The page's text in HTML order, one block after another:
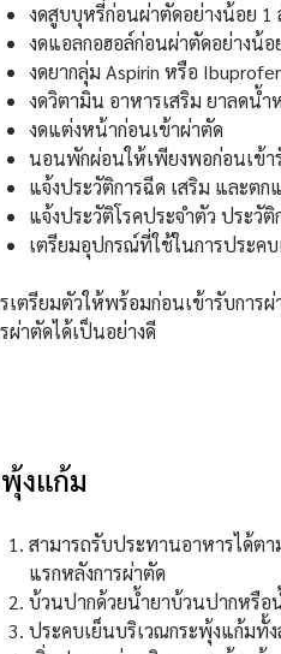
งดสูบบุหรี่ก่อนผ่าตัดอย่างน้อย 1
งดแอลกอฮอล์ก่อนผ่าตัดอย่างน้
งดยากลุ่ม Aspirin หรือ
งดวิตามิน อาหารเสริม ยาลดน้
งดแต่งหน้าก่อนเข้าผ่าตัด
นอนพักผ่อนให้เพียงพอก่อนเข้า
แจ้งประวัติการฉีด เสริม และต
แจ้งประวัติโรคประจำตัว ประวั
เตรียมอุปกรณ์ที่ใช้ในการประค
เตรียมตัวให้พร้อมก่อนเข้ารับการ
ผ่าตัดได้เป็นอย่างดี
งแก้ม
สามารถรับประทานอาหารได้ต
แรกหลังการผ่าตัด
บ้วนปากด้วยน้ำยาบ้วนปากหรือ
ประคบเย็นบริเวณกระพุ้งแก้มทั้